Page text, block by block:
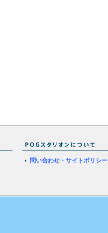
問い合わせ・サイトポリシー